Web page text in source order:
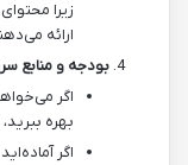
ارائه
بودجه و منابع
بهره ببرید، SSG/ISR مناسب است.
اگر